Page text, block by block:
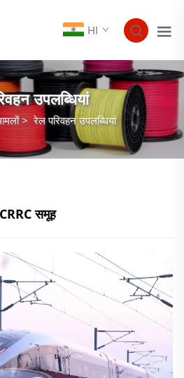
HI
उपलब्धियां
>रेल परिवहन उपलब्धियां
CRRC समूह